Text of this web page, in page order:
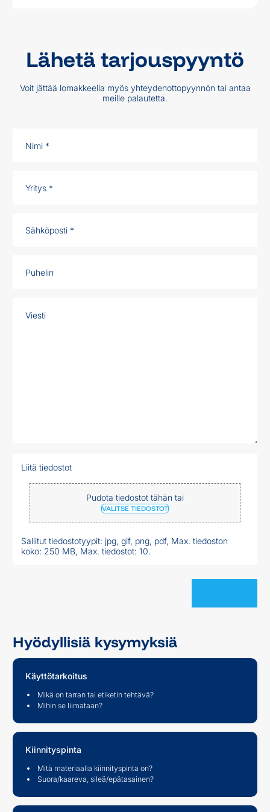
Lähetä tarjouspyyntö
Voit jättää lomakkeella myös yhteydenottopyynnön tai antaa
meille palautetta.
Liitä tiedostot
Pudota tiedostot tähän tai
VALITSE TIEDOSTOT
Sallitut tiedostotyypit: jpg, gif, png, pdf, Max. tiedoston
koko: 250 MB, Max. tiedostot: 10.
Hyödyllisiä kysymyksiä
Käyttötarkoitus
Mikä on tarran tai etiketin tehtävä?
Mihin se liimataan?
Kiinnityspinta
Mitä materiaalia kiinnityspinta on?
Suora/kaareva, sileä/epätasainen?